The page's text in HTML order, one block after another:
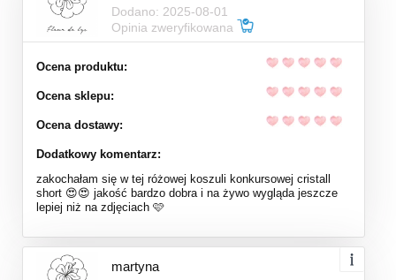
Dodano: 2025-08-01
Opinia zweryfikowana
Ocena produktu:
Ocena sklepu:
Ocena dostawy:
Dodatkowy komentarz:
zakochałam się w tej różowej koszuli konkursowej cristall
short 😍😍 jakość bardzo dobra i na żywo wygląda jeszcze
lepiej niż na zdjęciach 🩷
martyna